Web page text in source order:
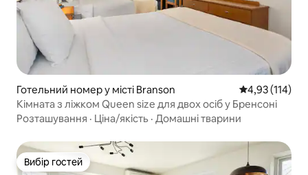
Готельний номер у місті Branson Середня
4,93 (114)
Кімната з ліжком Queen size для двох осіб у Бренсоні
Розташування · Ціна/якість · Домашні тварини
Вибір гостей
Вибір гостей